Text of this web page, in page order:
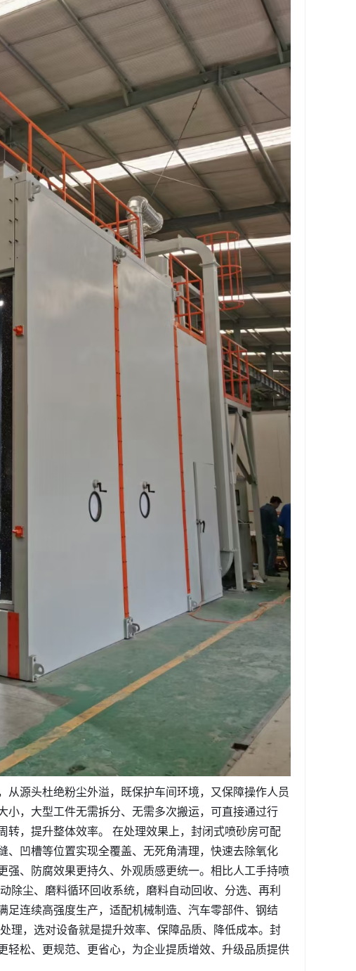
源头杜绝粉尘外溢，既保护车间环境，又保障操作人员
，大型工件无需拆分、无需多次搬运，可直接通过行
，提升整体效率。 在处理效果上，封闭式喷砂房可配
凹槽等位置实现全覆盖、无死角清理，快速去除氧化
、防腐效果更持久、外观质感更统一。相比人工手持喷
除尘、磨料循环回收系统，磨料自动回收、分选、再利
连续高强度生产，适配机械制造、汽车零部件、钢结
理，选对设备就是提升效率、保障品质、降低成本。封
松、更规范、更省心，为企业提质增效、升级品质提供